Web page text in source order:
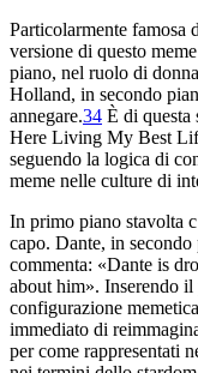
Particolarmente famosa
versione di questo
piano, nel ruolo di
Holland, in secondo
annegare.34 È di questa
Here Living My Best
seguendo la logica di
meme nelle culture di
In primo piano stavolta c
capo. Dante, in
commenta: «Dante is
about him». Inserendo il
configurazione
immediato di
per come rappresentati